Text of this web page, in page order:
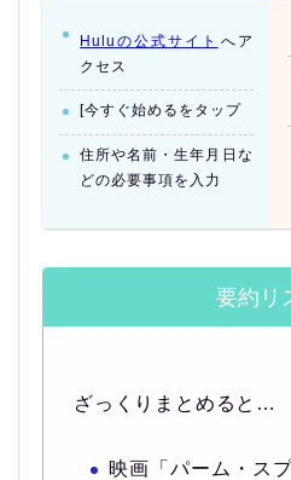
Huluの公式サイト へア
クセス
[今すぐ始めるをタップ
住所や名前・生年月日な
どの必要事項を入力
要約リ
ざっくりまとめると…
映画「パーム・ス